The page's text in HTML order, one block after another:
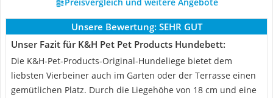
Unsere Bewertung: SEHR GUT
Unser Fazit für K&H Pet Pet Products Hundebett:
Die K&H-Pet-Products-Original-Hundeliege bietet dem
liebsten Vierbeiner auch im Garten oder der Terrasse einen
gemütlichen Platz. Durch die Liegehöhe von 18 cm und eine